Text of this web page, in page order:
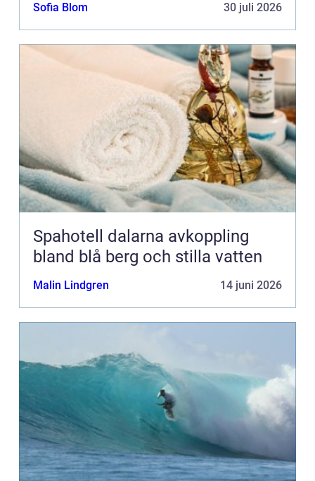
Sofia Blom 30 juli 2026
Spahotell dalarna avkoppling
bland blå berg och stilla vatten
Malin Lindgren 14 juni 2026